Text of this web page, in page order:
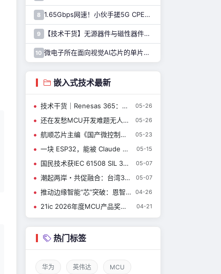
8 1.65Gbps网速！小伙手搓5G CPE路由器！延迟仅10ms……
9 【技术干货】无源器件与磁性器件在ADAS应用中扮演的角色
10 微电子所在面向视觉AI芯片的单片三维异质集成技术领域取得进展
嵌入式技术最新
技术干货｜Renesas 365：将灵感构想化为现实 05-26
还在发愁MCU开发难题无人解答？全新工程师社区来了 05-26
航顺芯片主编《国产微控制器HK32开发与应用入门》入选“十四五”普通高等教育规划教材 05-23
一块 ESP32，能被 Claude 开发者玩出什么花样？ 05-15
国民技术获IEC 61508 SIL 3功能安全证书 05-07
潮起两岸・共促融合：台湾30余家企事业来访RT-Thread睿赛德交流|新闻资讯 05-07
推动边缘智能“芯”突破：恩智浦MPU/MCU产品屡获殊荣！ 04-26
21ic 2026年度MCU产品奖评选结果公布 04-21
热门标签
华为 英伟达 MCU